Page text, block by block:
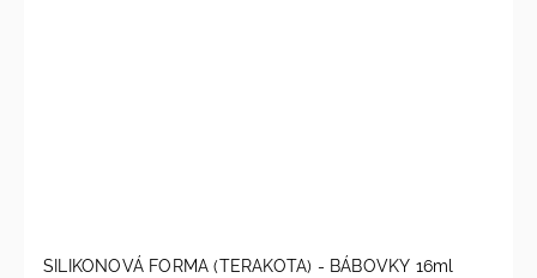
SILIKONOVÁ FORMA (TERAKOTA) - BÁBOVKY 16ml